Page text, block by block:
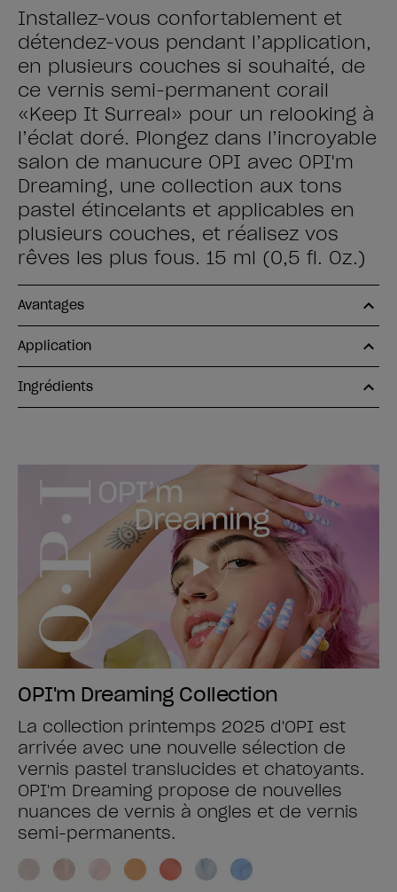
Installez-vous confortablement et
détendez-vous pendant l’application,
en plusieurs couches si souhaité, de
ce vernis semi-permanent corail
«Keep It Surreal» pour un relooking à
l’éclat doré. Plongez dans l’incroyable
salon de manucure OPI avec OPI'm
Dreaming, une collection aux tons
pastel étincelants et applicables en
plusieurs couches, et réalisez vos
rêves les plus fous. 15 ml (0,5 fl. Oz.)
Avantages
Application
Ingrédients
OPI'm Dreaming Collection
La collection printemps 2025 d'OPI est
arrivée avec une nouvelle sélection de
vernis pastel translucides et chatoyants.
OPI'm Dreaming propose de nouvelles
nuances de vernis à ongles et de vernis
semi-permanents.